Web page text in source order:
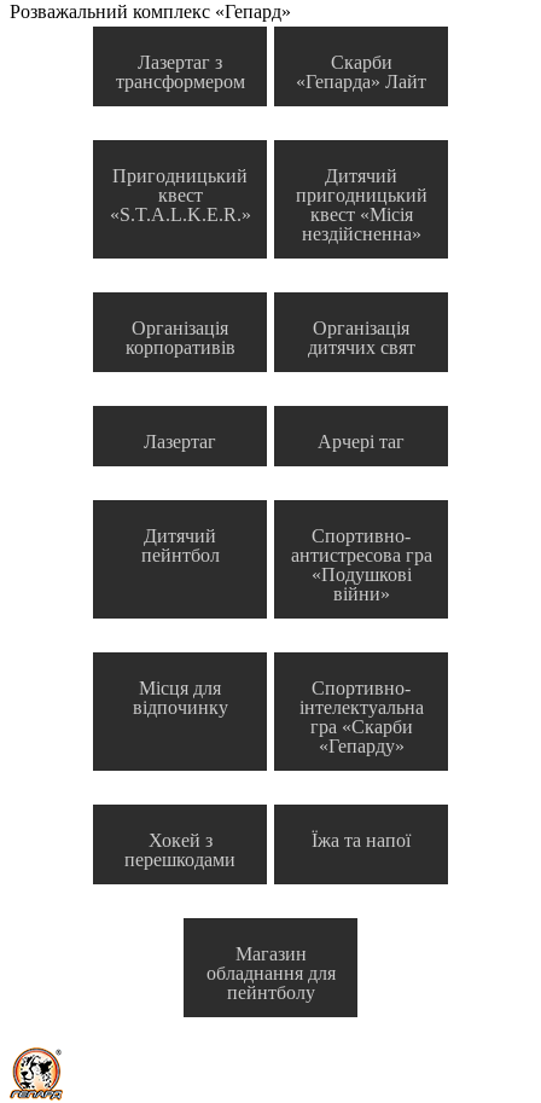
Розважальний комплекс «Гепард»
Лазертаг з
трансформером
Скарби
«Гепарда» Лайт
Пригодницький
квест
«S.T.A.L.K.E.R.»
Дитячий
пригодницький
квест «Місія
нездійсненна»
Організація
корпоративів
Організація
дитячих свят
Лазертаг Арчері таг
Дитячий
пейнтбол
Спортивно-
антистресова гра
«Подушкові
війни»
Місця для
відпочинку
Спортивно-
інтелектуальна
гра «Скарби
«Гепарду»
Хокей з
перешкодами
Їжа та напої
Магазин
обладнання для
пейнтболу